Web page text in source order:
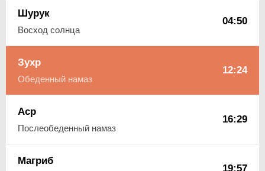
Шурук
Восход солнца
04:50
Зухр
Обеденный намаз
12:24
Аср
Послеобеденный намаз
16:29
Магриб
19:57